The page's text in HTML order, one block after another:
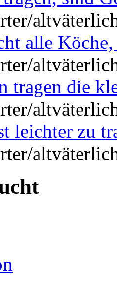
alle
tragen die
leichter zu